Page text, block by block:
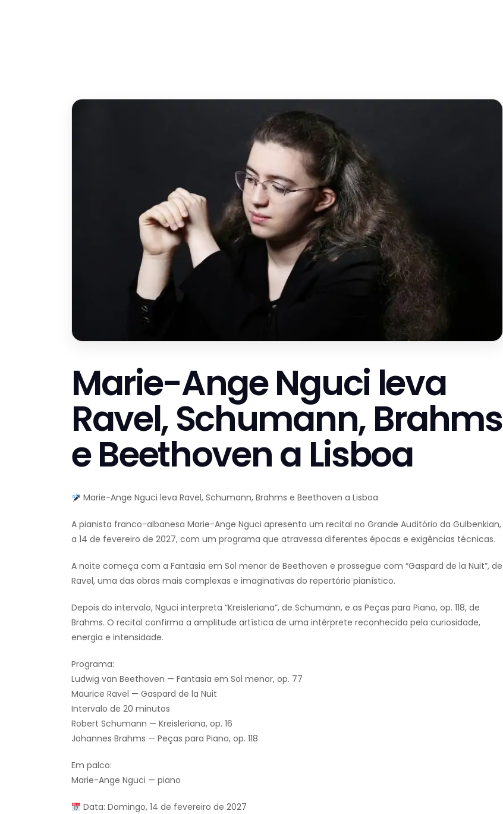
Marie-Ange Nguci leva
Ravel, Schumann, Brahms
e Beethoven a Lisboa
Marie-Ange Nguci leva Ravel, Schumann, Brahms e Beethoven a Lisboa
A pianista franco-albanesa Marie-Ange Nguci apresenta um recital no Grande Auditório da Gulbenkian,
a 14 de fevereiro de 2027, com um programa que atravessa diferentes épocas e exigências técnicas.
A noite começa com a Fantasia em Sol menor de Beethoven e prossegue com “Gaspard de la Nuit”, de
Ravel, uma das obras mais complexas e imaginativas do repertório pianístico.
Depois do intervalo, Nguci interpreta “Kreisleriana”, de Schumann, e as Peças para Piano, op. 118, de
Brahms. O recital confirma a amplitude artística de uma intérprete reconhecida pela curiosidade,
energia e intensidade.
Programa:
Ludwig van Beethoven — Fantasia em Sol menor, op. 77
Maurice Ravel — Gaspard de la Nuit
Intervalo de 20 minutos
Robert Schumann — Kreisleriana, op. 16
Johannes Brahms — Peças para Piano, op. 118
Em palco:
Marie-Ange Nguci — piano
Data: Domingo, 14 de fevereiro de 2027